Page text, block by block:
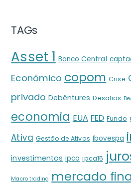
TAGs
Asset 1 Banco Central
Econômico copom Crise
privado Debêntures Desafios
economia EUA FED Fundo
Ativa Gestão de Ativos Ibovespa
investimentos ipca ipca15
Macro trading mercado